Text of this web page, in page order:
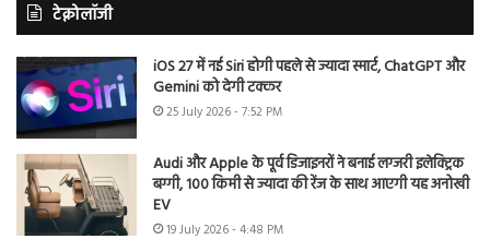
टेक्नोलॉजी
iOS 27 में नई Siri होगी पहले से ज्यादा स्मार्ट, ChatGPT और
Gemini को देगी टक्कर
25 July 2026 - 7:52 PM
Audi और Apple के पूर्व डिजाइनरों ने बनाई लग्जरी इलेक्ट्रिक
बग्गी, 100 किमी से ज्यादा की रेंज के साथ आएगी यह अनोखी
EV
19 July 2026 - 4:48 PM